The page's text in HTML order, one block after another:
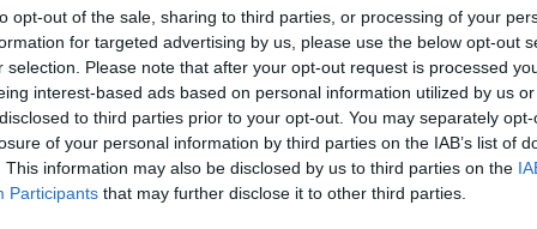
opt-out of the sale, sharing to third parties, or processing of your
for targeted advertising by us, please use the below opt-out
selection. Please note that after your opt-out request is processed
interest-based ads based on personal information utilized by us
to third parties prior to your opt-out. You may separately
of your personal information by third parties on the IAB’s list of
This information may also be disclosed by us to third parties on the
Participants that may further disclose it to other third parties.
nella sezioneLogindal menù del sito